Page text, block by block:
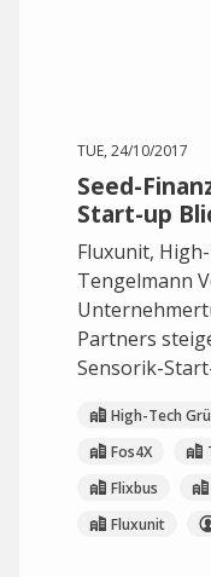
TUE, 24/10/2017
Seed-
Start-up
Fluxunit,
Tengelmann
Partners
Sensorik-
High-Tech
Fos4X
Flixbus
Fluxunit